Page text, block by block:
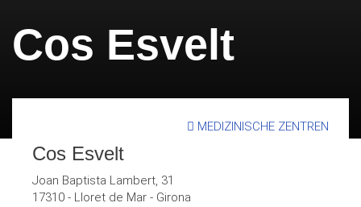
Cos Esvelt
MEDIZINISCHE ZENTREN
Cos Esvelt
Joan Baptista Lambert, 31
17310 - Lloret de Mar - Girona